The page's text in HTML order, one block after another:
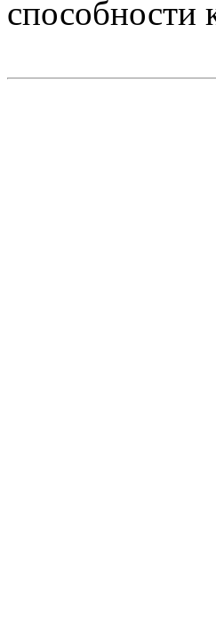
способности